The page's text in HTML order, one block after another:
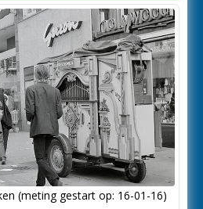
(meting gestart op: 16-01-16)